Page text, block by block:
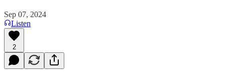
Sep 07, 2024
Listen
2